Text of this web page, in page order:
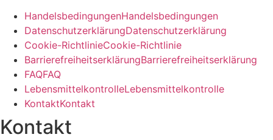
HandelsbedingungenHandelsbedingungen
DatenschutzerklärungDatenschutzerklärung
Cookie-RichtlinieCookie-Richtlinie
BarrierefreiheitserklärungBarrierefreiheitserklärung
FAQFAQ
LebensmittelkontrolleLebensmittelkontrolle
KontaktKontakt
Kontakt